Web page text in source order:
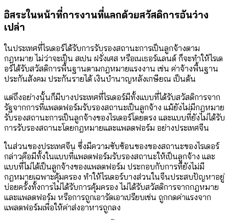
อิสระในหน้าที่การงานที่แลกด้วยสวัสดิการอันว่าง
เปล่า
ในประเทศที่ไรเดอร์ได้รับการรับรองสถานะการเป็นลูกจ้างตาม
กฎหมาย ไม่ว่าจะเป็น สเปน ฝรั่งเศส หรือเนเธอร์แลนด์ ก็จะทำให้ไรเด
อร์ได้รับสวัสดิการพื้นฐานตามกฎหมายแรงงาน เช่น ค่าจ้างพื้นฐาน
ประกันสังคม ประกันรายได้ เงินบำนาญหลังเกษียณ เป็นต้น
แต่ถึงอย่างนั้นก็มีบางประเทศที่ไรเดอร์มีทั้งแบบที่ได้รับสวัสดิการจาก
รัฐจากการที่แพลตฟอร์มรับรองสถานะเป็นลูกจ้าง แม้ยังไม่มีกฎหมาย
รับรองสถานะการเป็นลูกจ้างของไรเดอร์โดยตรง และแบบที่ยังไม่ได้รับ
การรับรองสถานะโดยกฎหมายและแพลตฟอร์ม อย่างประเทศจีน
ในส่วนของประเทศจีน ซึ่งมีความซับซ้อนของของสถานะของไรเดอร์
กล่าวคือมีทั้งในแบบที่แพลตฟอร์มรับรองสถานะให้เป็นลูกจ้าง และ
แบบที่ไม่ได้เป็นลูกจ้างของแพลตฟอร์ม ประกอบกับการที่ยังไม่มี
กฎหมายเฉพาะคุ้มครอง ทำให้ไรเดอร์บางส่วนในจีนประสบปัญหาอยู่
บ่อยครั้งทั้งการไม่ได้รับการคุ้มครอง ไม่ได้รับสวัสดิการจากกฎหมาย
และแพลตฟอร์ม หรือการถูกเอารัดเอาเปรียบเช่น ถูกกดค่าแรงจาก
แพลตฟอร์มเพื่อให้ค่าส่งอาหารถูกลง